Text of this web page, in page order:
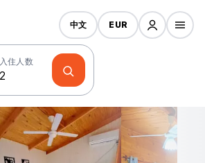
入住人数
中文 EUR